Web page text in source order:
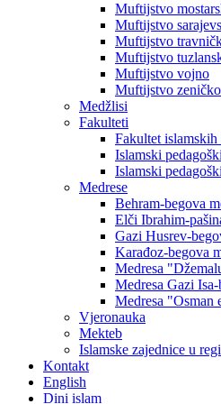
Muftijstvo
Muftijstvo
Muftijstvo
Muftijstvo
Muftijstvo vojno
Muftijstvo zeničko
Medžlisi
Fakulteti
Fakultet islamskih
Islamski
Islamski
Medrese
Behram-begova
Elči Ibrahim-
Gazi Husrev-
Karađoz-begova
Medresa
Medresa Gazi
Medresa "Osman
Vjeronauka
Mekteb
Islamske zajednice u
Kontakt
English
Dini islam